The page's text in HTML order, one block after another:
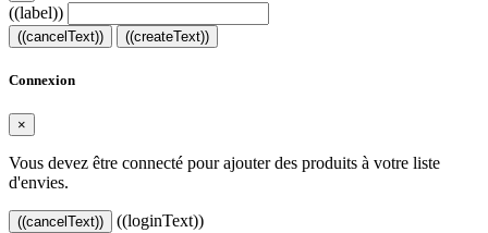
((label))
((cancelText)) ((createText))
Connexion
×
Vous devez être connecté pour ajouter des produits à votre liste
d'envies.
((cancelText))
((loginText))